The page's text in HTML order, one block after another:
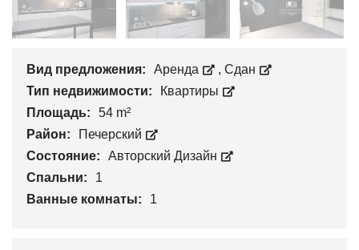
Вид предложения: Аренда , Сдан
Тип недвижимости:
Квартиры
Площадь:
54 m²
Район:
Печерский
Состояние:
Авторский Дизайн
Спальни:
1
Ванные комнаты:
1